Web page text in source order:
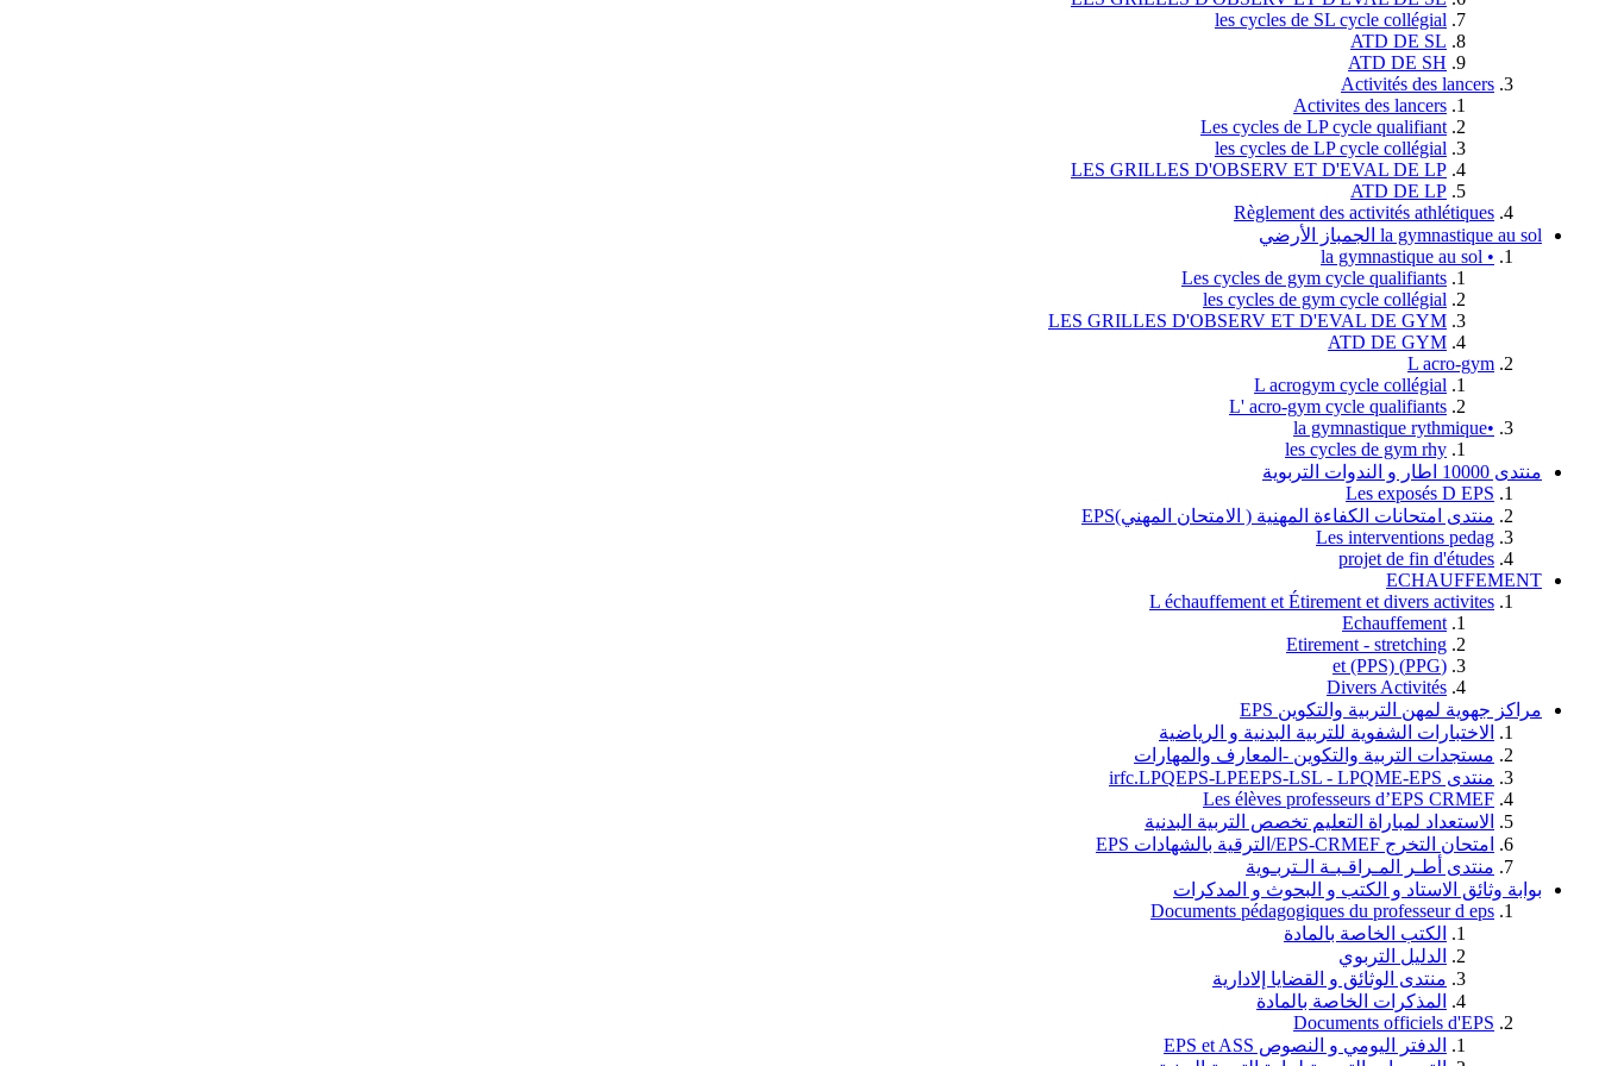
les cycles de SL cycle collégial
ATD DE SL
ATD DE SH
Activités des lancers
Activites des lancers
Les cycles de LP cycle qualifiant
les cycles de LP cycle collégial
LES GRILLES D'OBSERV ET D'EVAL DE LP
ATD DE LP
Règlement des activités athlétiques
la gymnastique au sol الجمباز الأرضي
• la gymnastique au sol
Les cycles de gym cycle qualifiants
les cycles de gym cycle collégial
LES GRILLES D'OBSERV ET D'EVAL DE GYM
ATD DE GYM
L acro-gym
L acrogym cycle collégial
L' acro-gym cycle qualifiants
•la gymnastique rythmique
les cycles de gym rhy
منتدى 10000 اطار و الندوات التربوية
Les exposés D EPS
منتدى امتحانات الكفاءة المهنية ( الامتحان المهني)EPS
Les interventions pedag
projet de fin d'études
ECHAUFFEMENT
L échauffement et Étirement et divers activites
Echauffement
Etirement - stretching
(PPG) et (PPS)
Divers Activités
مراكز جهوية لمهن التربية والتكوين EPS
الاختبارات الشفوية للتربية البدنية و الرياضية
مستجدات التربية والتكوين -المعارف والمهارات
منتدى irfc.LPQEPS-LPEEPS-LSL - LPQME-EPS
Les élèves professeurs d’EPS CRMEF
الاستعداد لمباراة التعليم تخصص التربية البدنية
امتحان التخرج EPS-CRMEF/الترقية بالشهادات EPS
منتدى أطـر المـراقـبـة الـتربـوية
بوابة وثائق الاستاد و الكتب و البحوث و المدكرات
Documents pédagogiques du professeur d eps
الكتب الخاصة بالمادة
الدليل التربوي
منتدى الوثائق و القضايا إلادارية
المذكرات الخاصة بالمادة
Documents officiels d'EPS
الدفتر اليومي و النصوص EPS et ASS